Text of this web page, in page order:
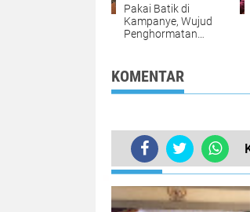
Pakai Batik di
Kampanye, Wujud
Penghormatan
KOMENTAR
TERKINI